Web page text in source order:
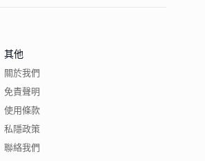
其他
關於我們
免責聲明
使用條款
私隱政策
聯絡我們